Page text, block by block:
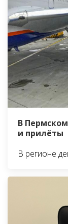
В
и прилёты
В регионе